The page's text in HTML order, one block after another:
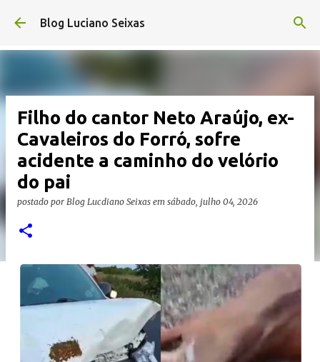
Pular para o conteúdo principal
Blog Luciano Seixas
Filho do cantor Neto Araújo, ex-
Cavaleiros do Forró, sofre
acidente a caminho do velório
do pai
postado por Blog Lucdiano Seixas em sábado, julho 04, 2026